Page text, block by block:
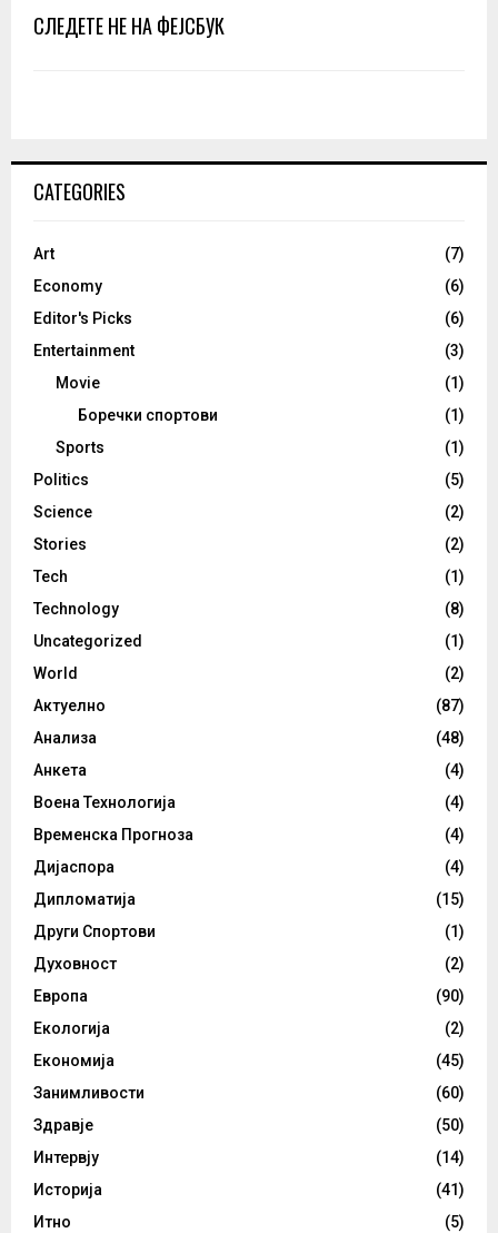
СЛЕДЕТЕ НЕ НА ФЕЈСБУК
CATEGORIES
Art
(7)
Economy
(6)
Editor's Picks
(6)
Entertainment
(3)
Movie
(1)
Боречки спортови
(1)
Sports
(1)
Politics
(5)
Science
(2)
Stories
(2)
Tech
(1)
Technology
(8)
Uncategorized
(1)
World
(2)
Актуелно
(87)
Анализа
(48)
Анкета
(4)
Воена Технологија
(4)
Временска Прогноза
(4)
Дијаспора
(4)
Дипломатија
(15)
Други Спортови
(1)
Духовност
(2)
Европа
(90)
Екологија
(2)
Економија
(45)
Занимливости
(60)
Здравје
(50)
Интервју
(14)
Историја
(41)
Итно
(5)